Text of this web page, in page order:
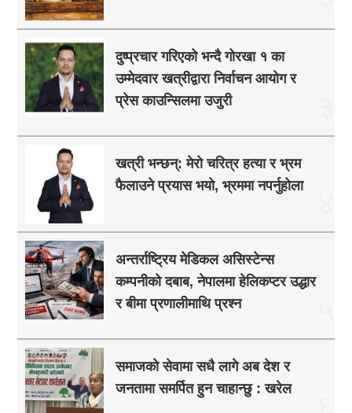
दुष्प्रचार गरिएको भन्दै गोरखा १ का
उम्मेदवार खत्रीद्वारा निर्वाचन आयोग र
प्रेस काउन्सिलमा उजुरी
खत्री भन्छन्: मेरो चरित्र हत्या र भ्रम
फैलाउने प्रयास भयो, भ्रममा नपर्नुहोला
अन्तर्राष्ट्रिय मेडिकल असिस्टेन्स
कम्पनीको दबाब, नेपालमा हेलिकप्टर उद्धार
र बीमा प्रणालीमाथि प्रश्न
समाजको सेवामा सधै लागे अब देश र
जनतामा समर्पित हुन चाहान्छु : खरेल